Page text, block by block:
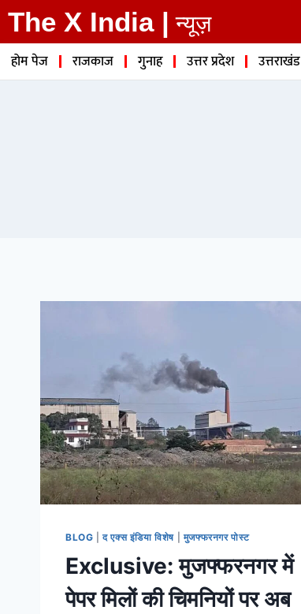
The X India | न्यूज़
होम पेज राजकाज गुनाह उत्तर प्रदेश उत्तराखंड
BLOG |द एक्स इंडिया विशेष| मुजफ्फरनगर पोस्ट
Exclusive: मुजफ्फरनगर में
पेपर मिलों की चिमनियों पर अब